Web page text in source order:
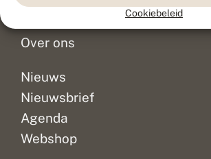
Cookiebeleid
Doneer
Over ons
Nieuws
Nieuwsbrief
Agenda
Webshop